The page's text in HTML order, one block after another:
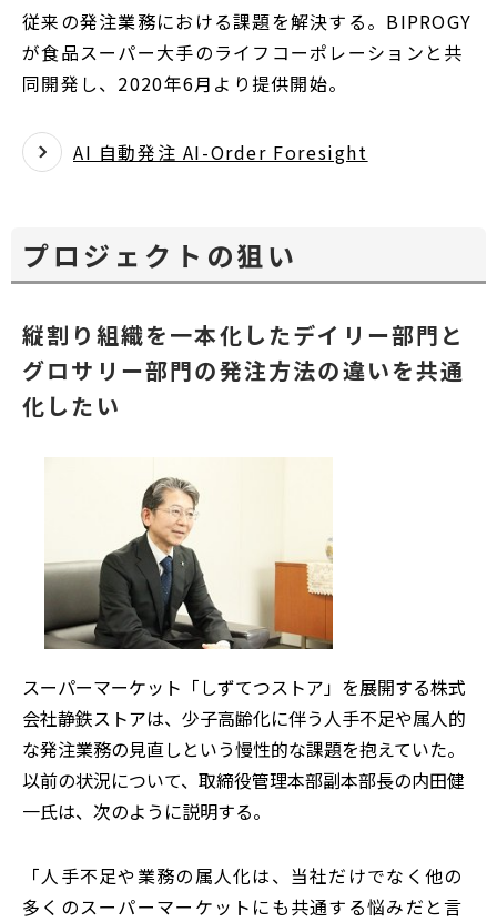
従来の発注業務における課題を解決する。BIPROGY
が食品スーパー大手のライフコーポレーションと共
同開発し、2020年6月より提供開始。
AI 自動発注 AI-Order Foresight
プロジェクトの狙い
縦割り組織を一本化したデイリー部門と
グロサリー部門の発注方法の違いを共通
化したい
スーパーマーケット「しずてつストア」を展開する株式
会社静鉄ストアは、少子高齢化に伴う人手不足や属人的
な発注業務の見直しという慢性的な課題を抱えていた。
以前の状況について、取締役管理本部副本部長の内田健
一氏は、次のように説明する。
「人手不足や業務の属人化は、当社だけでなく他の
多くのスーパーマーケットにも共通する悩みだと言